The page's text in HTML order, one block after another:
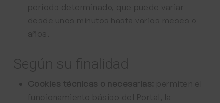
periodo determinado, que puede variar
desde unos minutos hasta varios meses o
años.
Según su finalidad
Cookies técnicas o necesarias: permiten el
funcionamiento básico del Portal, la